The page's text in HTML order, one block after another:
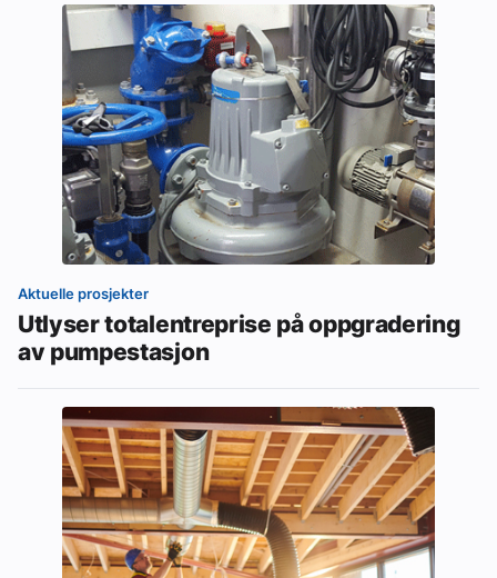
Aktuelle prosjekter
Utlyser totalentreprise på oppgradering
av pumpestasjon